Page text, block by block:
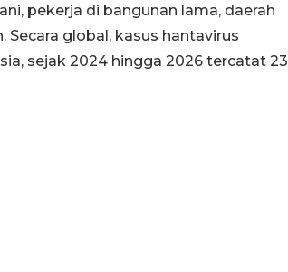
pekerja di bangunan lama, daerah
global, kasus hantavirus
sejak 2024 hingga 2026 tercatat 23